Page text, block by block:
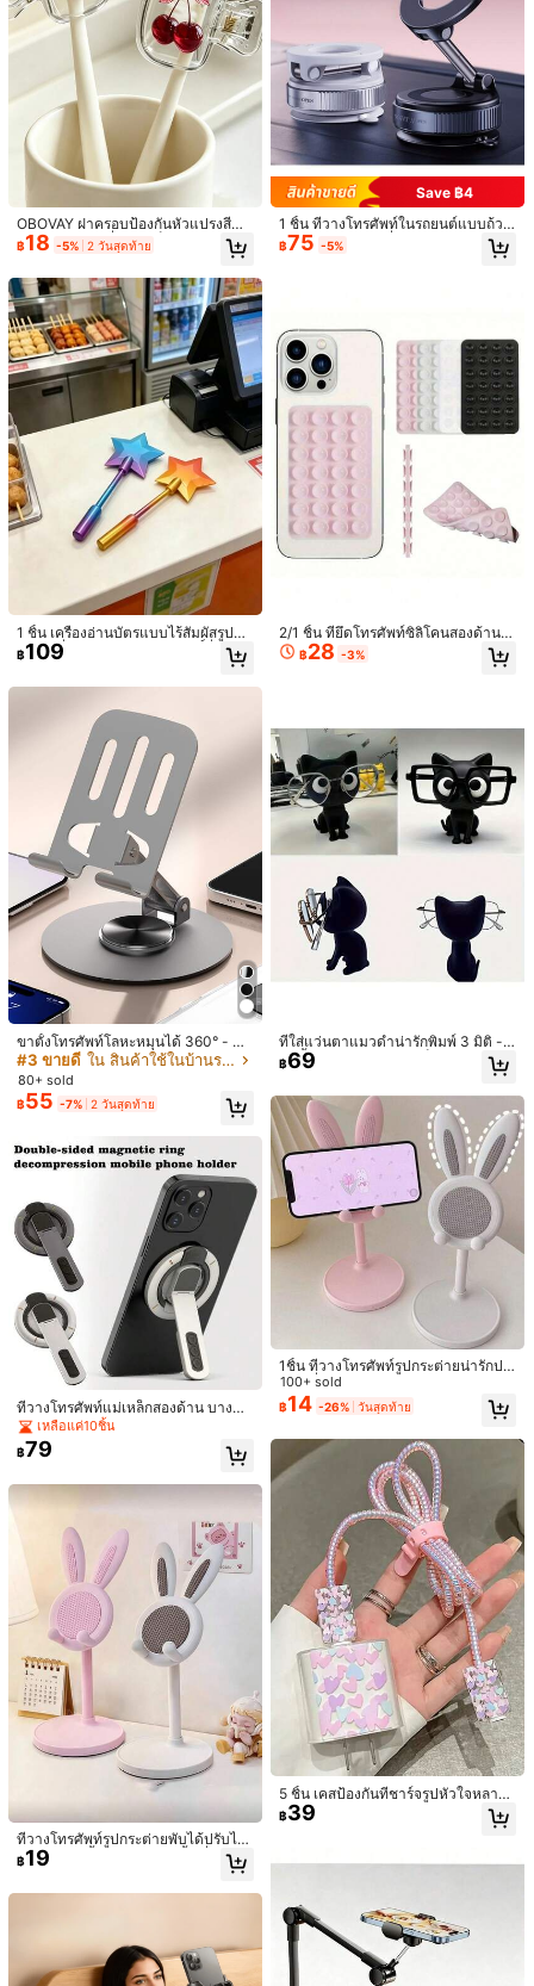
4.83 164 ผู้ติดตาม
164 ผู้ติดตาม
4.83 164 ผู้ติดตาม
164 ผู้ติดตาม
4.83 164 ผู้ติดตาม
ลูมิเนียมอัลลอย, ขาตั้งโทรศัพท์รูปผีเสื้อ
ปรับได้ เหมาะสำหรับโต๊ะ, ขาตั้งโทรศัพ
ท์และแท็บเล็ตพับได้, เหมาะสำหรับสมา
ร์ทโฟนและแท็บเล็ต, ใช้ที่บ้าน สำนักงา
น และการเดินทาง (สีชมพู)
฿59
หมอนเมมโมรี่โฟมรูปผีเสื้อ รองรับคอตา
มหลักสรีรศาสตร์และการผ่อนคลาย เหม
าะสำหรับคนนอนหงาย/ตะแคง ของขวั
ญคริสต์มาส ใช้ได้ 4 ฤดู
฿ 165 -2%
ที่วางโทรศัพท์แบบวงแหวนประดับเลื่อ
มเงางาม, ดีไซน์กระจกแต่งหน้าซ่อน, ที่
วางโทรศัพท์แบบปรับได้ด้วยกาวแข็งแ
รง, ตกแต่งโทรศัพท์น่ารักเงางาม, เหมา
ะสำหรับผู้หญิงและเด็กผู้หญิง, กระจกพับ
เงางาม, อุปกรณ์เสริมเคสโทรศัพท์พกพ
฿17 -41% 2 วันสุดท้าย
ขาตั้งโทรศัพท์ตั้งโต๊ะแบบปรับได้ หมุนไ
ด้ 360° และพับได้, ที่วางโทรศัพท์แบบ
พกพา เหมาะสำหรับห้องอ่านหนังสือ, ห้
องสมุด, เครื่องบิน, ห้องนอน และอื่นๆ ข
องขวัญวันแม่ที่ดีที่สุดสำหรับคุณแม่ เห
มาะสำหรับวันวาเลนไทน์, รอมฎอน, ขอ
งขวัญวันอีด
฿86
1/2 ชิ้น รถเข็นช้อปปิ้งน้ำหนักเบาพับได้
พร้อมโต๊ะพับในตัว รถเข็นช้อปปิ้งพับได้
ปิ้งล้อเลื่อนพกพา รถเข็นช้อปปิ้งกันน้ำ
67
าะสำหรับเดินทางและใช้ในบ้าน ซักเครื่
องได้ Home Sanctuary
ชิ้น หน้ากากนอนการ์ตูน 3 มิติ ลวดลาย
ดอกไม้/บัตเตอร์คัพ/บับเบิ้ลส์ที่น่ารัก ปัก
อย่างละเอียด กันแสงได้อย่างมีประสิทธิ
ภาพ ผ้านุ่ม
(1000+)
฿ 76 -15% 2 วันสุดท้าย
หน้ากากนอนลายการ์ตูนน่ารัก (แพ็คเดี่
ยว) | หน้ากากนอน | ตัวช่วยนอนหลับธ
รรมชาติ | หน้ากากกันแสง | ยูนิเซ็กซ์ |
นุ่มและพกพาสะดวก | ของจำเป็นสำหรั
บการเดินทาง | เหมาะสำหรับ: โรงเรียน,
ฤดูกลับโรงเรียน, การเดินทาง, ใช้ในบ้า
น
#1 ขายดี ใน น้ำหนักเบา มาส์กตา
80+ sold
86 -3% 2 วันสุดท้าย
Muroi Mono
1 ชิ้น ที่วางโทรศัพท์โลหะ, ที่วางสากล
สำหรับโต๊ะ, ที่วางแบบตั้ง, ดีไซน์มินิมอ
ลพกพา, ที่ยึดโต๊ะที่มั่นคงสำหรับสมาร์ท
โฟนและแท็บเล็ต, สนับสนุนการดูแบบไ
ม่ต้องใช้มือสำหรับสำนักงาน, ครัว, ห้อง
#5 ขายดี ใน ใหม่ วงเล็บและอุปกรณ์เสริม
฿ 27 -7%
OBOVAY ฝาครอบป้องกันหัวแปรงสีฟัน
พกพาลายเชอร์รี่ กล่องเก็บแปรงสีฟันลา
ยเชอร์รี่น่ารัก กล่องใส่แปรงสีฟันสำหรับ
ที่ใส่ฝาครอบป้องกันแปรงสีฟัน อุปกรณ์
ห้องน้ำที่จำเป็น พร้อมฟังก์ชันระบายน้ำ
และระบายอากาศแบบคู่ เหมาะสำหรับ
บ้าน ห้องน้ำ หอพัก โรงแรม ฤดูกาลรับ
ปริญญา ฤดูกาลกลับไปโรงเรียน สำนักง
าน และการเดินทาง กล่องเก็บหัวแปรง
สีฟันน่ารัก ตัวเลือกที่เหมาะสมสำหรับก
ารจัดเก็บในห้องน้ำ เหมาะสำหรับใช้ใน
บ้านและหอพัก ปกป้องความสะอาดขอ
งแปรงสีฟันของคุณ ดูแลสุขภาพช่องปา
กของคุณ
฿18 -5% 2 วันสุดท้าย
1 ชิ้น เครื่องอ่านบัตรแบบไร้สัมผัสรูปดา
วไล่สี, ที่ใส่บัตรแบบไม้กายสิทธิ์ที่ถอดอ
อกได้, เครื่องมือช่วยชำระเงิน NFC พก
฿109
ขาตั้งโทรศัพท์โลหะหมุนได้ 360° - ที่ว
างปรับได้หลายมุม, เหมาะสำหรับสมาร์
ทโฟนและแท็บเล็ต, กันลื่น, สีเทาทูโทน,
อุปกรณ์เสริมเดสก์ท็อป, ขาตั้งโทรศัพท์
ปรับได้ | ขาตั้งโลหะแฟชั่น | พื้นผิวโลห
#3 ขายดี ใน สินค้าใช้ในบ้านราคาประหยัด สิ่งของจำเป็นในบ้านป
80+ sold
฿55 -7% 2 วันสุดท้าย
ที่วางโทรศัพท์แม่เหล็กสองด้าน บางพิเ
ศษ หมุนได้ 360° ปรับมุมได้หลายทิศท
าง ขาตั้งโทรศัพท์มือถือ
เหลือแค่10ชิ้น
฿79
ที่วางโทรศัพท์รูปกระต่ายพับได้ปรับได้
สำหรับห้องน้ำและอ่างอาบน้ำ ที่วางโท
รศัพท์บนโต๊ะน่ารัก ที่วางโทรศัพท์รูปกร
฿19
Save ฿4
1 ชิ้น ที่วางโทรศัพท์ในรถยนต์แบบถ้วย
ดูดหมุนได้ 360° ที่วางโทรศัพท์แบบแ
ม่เหล็ก เหมาะสำหรับ IPhone, โทรศัพท์
฿75 -5%
2/1 ชิ้น ที่ยึดโทรศัพท์ซิลิโคนสองด้าน พ
ร้อมถ้วยดูด ใช้ได้กับ IPhone และ And
roid ปรับมุมได้ ดีไซน์กะทัดรัด เหมาะ
ณ์เสริมโทรศัพท์ เคสโทรศัพท์ ที่ยึดโทร
ศัพท์แบบกาว ที่ยึดโทรศัพท์ซิลิโคนพร้อ
มถ้วยดูด 28 อัน (ไม่เหมาะสำหรับเคสโ
ทรศัพท์ ได้ผลดีที่สุดเมื่อติดโดยตรงที่ด้
านหลังโทรศัพท์)
฿28 -3%
ที่ใส่แว่นตาแมวดำน่ารักพิมพ์ 3 มิติ -
ขาตั้งแว่นตาพลาสติกแข็งแรง, ดีไซน์แ
มวนั่ง, ที่เก็บของบนโต๊ะที่น่ารักสุดๆ, เห
ญ, กล่องเก็บของแบบพาสซีฟ, ผิวพลาส
ติกด้าน (ของขวัญสำหรับคนรักแมว)
฿69
1ชิ้น ที่วางโทรศัพท์รูปกระต่ายน่ารักปรั
บได้ ที่วางโทรศัพท์รูปกระต่ายน่ารักบน
โต๊ะ รองรับโทรศัพท์ทุกรุ่น อุปกรณ์เสริม
โทรศัพท์ อุปกรณ์เสริมที่ทำงาน ดีไซน์ก
ะต่ายน่ารัก ที่รองโทรศัพท์ปรับมุมและร
ะดับความสูงบนโต๊ะ
100+ sold
฿14 -26% วันสุดท้าย
5 ชิ้น เคสป้องกันที่ชาร์จรูปหัวใจหลากส
ี, เหมาะสำหรับสายชาร์จ IPhone15, ตั
วป้องกันที่ชาร์จ Apple 20W ลายหัวใจ,
มาะสำหรับเป็นของขวัญหรือใช้ส่วนตัว
฿39